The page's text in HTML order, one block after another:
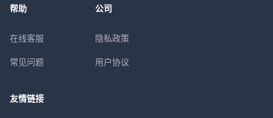
帮助
在线客服
常见问题
公司
隐私政策
用户协议
友情链接